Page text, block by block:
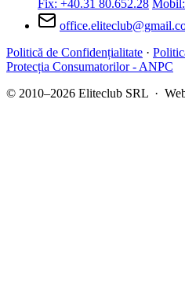
Fix: +40.31 80.652.28
Politică de Confidențialitate ·
Protecția Consumatorilor - ANPC
© 2010–2026 Eliteclub SRL ·